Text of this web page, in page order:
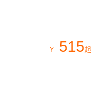
￥ 515起